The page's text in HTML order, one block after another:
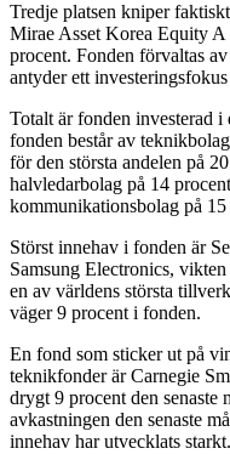
Tredje platsen kniper
Mirae Asset Korea Equity A
procent. Fonden förvaltas
antyder ett
Totalt är fonden investerad
fonden består av
för den största andelen på
halvledarbolag på 14
kommunikationsbolag på 15
Störst innehav i fonden är
Samsung Electronics,
en av världens största
väger 9 procent i fonden.
En fond som sticker ut på
teknikfonder är Carnegie
drygt 9 procent den
avkastningen den senaste
innehav har utvecklats starkt.